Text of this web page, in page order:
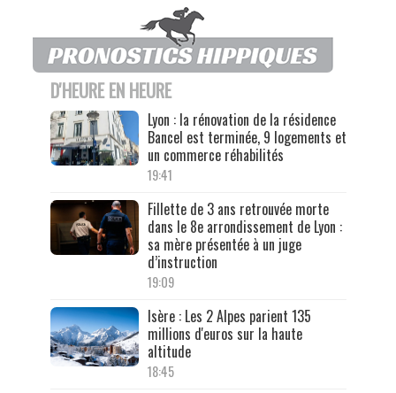
D'HEURE EN HEURE
Lyon : la rénovation de la résidence
Bancel est terminée, 9 logements et
un commerce réhabilités
19:41
Fillette de 3 ans retrouvée morte
dans le 8e arrondissement de Lyon :
sa mère présentée à un juge
d’instruction
19:09
Isère : Les 2 Alpes parient 135
millions d'euros sur la haute
altitude
18:45